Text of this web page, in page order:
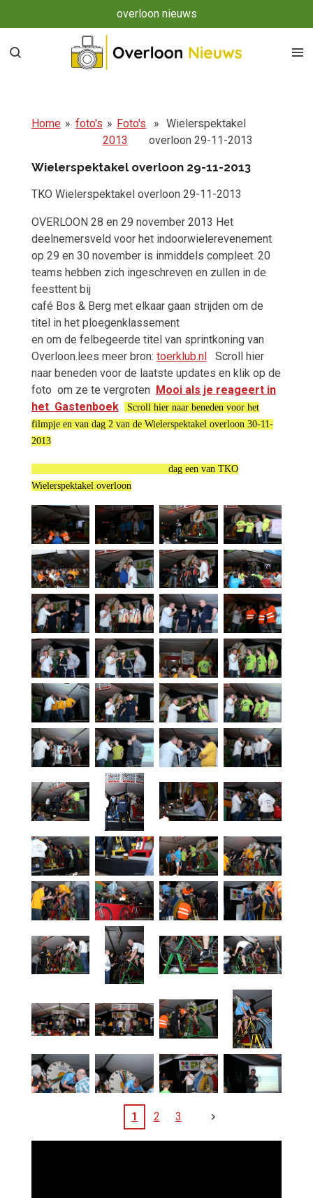
direct
naar
overloon nieuws
Home » foto's » Foto's
2013
» Wielerspektakel
overloon 29-11-2013
Wielerspektakel overloon 29-11-2013
TKO Wielerspektakel overloon 29-11-2013
OVERLOON 28 en 29 november 2013 Het
deelnemersveld voor het indoorwielerevenement
op 29 en 30 november is inmiddels compleet. 20
teams hebben zich ingeschreven en zullen in de
feesttent bij
café Bos & Berg met elkaar gaan strijden om de
titel in het ploegenklassement
en om de felbegeerde titel van sprintkoning van
Overloon.lees meer bron: toerklub.nl
Scroll hier
naar beneden voor de laatste updates en klik op de
foto om ze te vergroten Mooi als je reageert in
het Gastenboek
Scroll hier naar beneden voor het
filmpjeen van dag 2 van de Wielerspektakel overloon 30-11-
2013
dag een van TKO
Wielerspektakel overloon
1 2 3